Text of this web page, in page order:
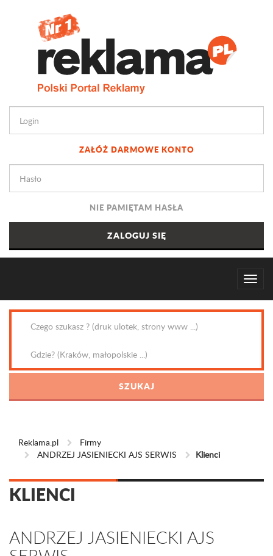
ZAŁÓŻ DARMOWE KONTO
NIE PAMIĘTAM HASŁA
Reklama.pl
Firmy
ANDRZEJ JASIENIECKI AJS SERWIS
Klienci
KLIENCI
ANDRZEJ JASIENIECKI AJS